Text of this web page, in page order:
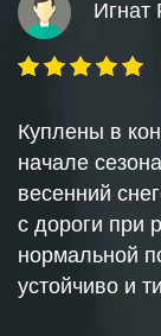
Игнат
Куплены в
начале
весенний
с дороги при
нормальной
устойчиво и